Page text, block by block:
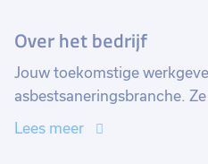
Over het bedrijf
Jouw toekomstige
asbestsaneringsbranche.
maar zorgen voor het
Lees meer